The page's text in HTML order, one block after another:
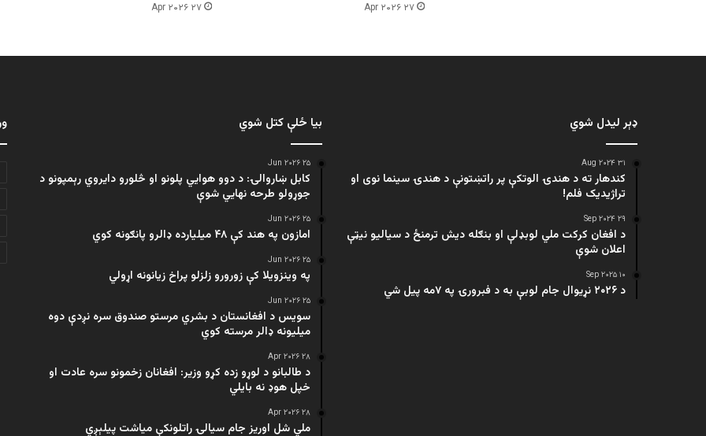
۲۷ Apr ۲۰۲۶ ۲۷ Apr ۲۰۲۶
ډېر لیدل شوي
۳۱ Aug ۲۰۲۴
کندهار ته د هندۍ الوتکې پر راتښتونې د هندۍ سینما نوی او
تراژيديک فلم!
۲۹ Sep ۲۰۲۴
د افغان کرکت ملي لوبډلې او بنګله دیش ترمنځ د سیالیو نیټې
اعلان شوې
۱۰ Sep ۲۰۲۵
د ۲۰۲۶ نړیوال جام لوبې به د فبرورۍ په ۷مه پیل شي
بیا ځلې کتل شوي
۲۵ Jun ۲۰۲۶
کابل ښاروالۍ: د دوو هوايي پلونو او څلورو دایروي رېمپونو د
جوړولو طرحه نهایي شوې
۲۵ Jun ۲۰۲۶
امازون په هند کې ۴۸ میلیارده ډالرو پانګونه کوي
۲۵ Jun ۲۰۲۶
په وینزویلا کې زورورو زلزلو پراخ زیانونه اړولي
۲۵ Jun ۲۰۲۶
سویس د افغانستان د بشري مرستو صندوق سره نږدې دوه
میلیونه ډالر مرسته کوي
۲۸ Apr ۲۰۲۶
د طالبانو د لوړو زده کړو وزیر: افغانان زخمونو سره عادت او
خپل هوډ نه بایلي
۲۸ Apr ۲۰۲۶
ملي شل اوریز جام سیالۍ راتلونکې میاشت پیلېږي